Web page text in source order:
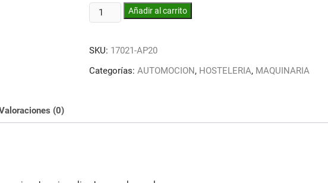
AGUA
DESTILADA
cantidad
Añadir al carrito
SKU: 17021-AP20
Categorías: AUTOMOCION , HOSTELERIA, MAQUINARIA
(0)